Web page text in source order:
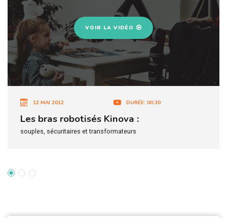
12 MAI 2012 DURÉE: 00:30
Les bras robotisés Kinova :
souples, sécuritaires et transformateurs
VOIR LA VIDÉO